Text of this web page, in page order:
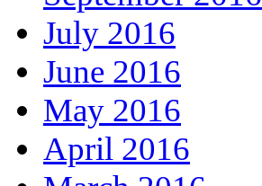
July 2016
June 2016
May 2016
April 2016